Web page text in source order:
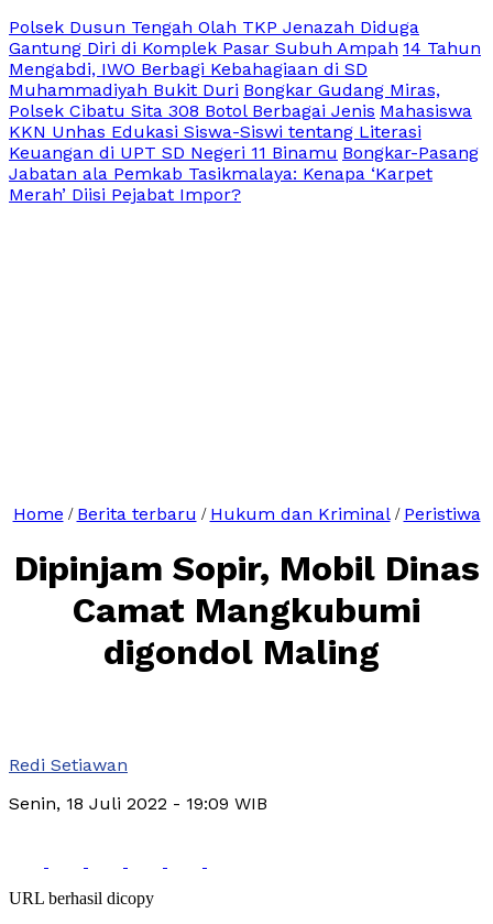
Polsek Dusun Tengah Olah TKP Jenazah Diduga
Gantung Diri di Komplek Pasar Subuh Ampah 14 Tahun
Mengabdi, IWO Berbagi Kebahagiaan di SD
Muhammadiyah Bukit Duri Bongkar Gudang Miras,
Polsek Cibatu Sita 308 Botol Berbagai Jenis Mahasiswa
KKN Unhas Edukasi Siswa-Siswi tentang Literasi
Keuangan di UPT SD Negeri 11 Binamu Bongkar-Pasang
Jabatan ala Pemkab Tasikmalaya: Kenapa ‘Karpet
Merah’ Diisi Pejabat Impor?
Home / Berita terbaru / Hukum dan Kriminal/ Peristiwa
Dipinjam Sopir, Mobil Dinas
Camat Mangkubumi
digondol Maling
Redi Setiawan
Senin, 18 Juli 2022 - 19:09 WIB
URL berhasil dicopy